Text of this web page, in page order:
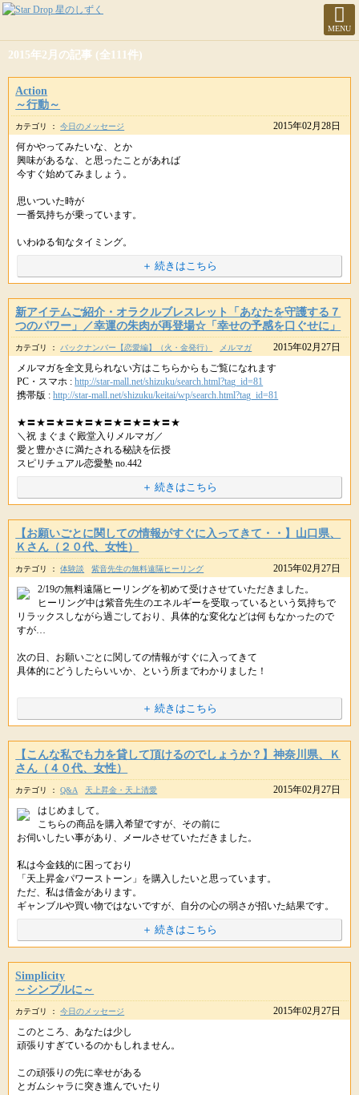
MENU
2015年2月の記事 (全111件)
Action
～行動～
カテゴリ ：今日のメッセージ
2015年02月28日
何かやってみたいな、とか
興味があるな、と思ったことがあれば
今すぐ始めてみましょう。
思いついた時が
一番気持ちが乗っています。
いわゆる旬なタイミング。
やらない理由を探すことに
時間を取られるのではなく
すぐに動いていきましょう。
成功が約束されているから動くのではなく。
たとえ失敗したとしても
何度でもやり直して、チャンレンジして
経験は必ずあなたを
成功へと導いてくれます。
今の気持ち、旬な気持ちを
見計らわずとも
まさにあなたにとってのタイミングなのです。
ﾟ･*:.｡..｡.:*･ﾟﾟ･*:.｡..｡.:*･ﾟﾟ･*:.｡..｡.:*･ﾟﾟ･*:.｡..｡.:*･ﾟ
今日も素敵な１日をお過ごしください。
URLをコピペしてシェアもできます。
＋ 続きはこちら
新アイテムご紹介・オラクルブレスレット「あなたを守護する７
つのパワー」／幸運の朱肉が再登場☆「幸せの予感を口ぐせに」
カテゴリ ： バックナンバー【恋愛編】（火・金発行） メルマガ
2015年02月27日
メルマガを全文見られない方はこちらからもご覧になれます
PC・スマホ :http://star-mall.net/shizuku/search.html?tag_id=81
携帯版 :http://star-mall.net/shizuku/keitai/wp/search.html?tag_id=81
★〓★〓★〓★〓★〓★〓★〓★〓★
＼祝 まぐまぐ殿堂入りメルマガ／
愛と豊かさに満たされる秘訣を伝授
スピリチュアル恋愛塾 no.442
みなさん
星のしずく・女子部です♪
街の中はスッカリ春の装いに
様変わりしてきていますね。
昨日、スタッフは桃の花が
春は少しずつ近づいているようです。ヽ(*´∀｀*)ﾉ
そして、春といえば・・
花粉やら黄砂・PM2.5が飛んでくる季節になりました～。
年々、激しくなっているような気がしますが
この時期、目や鼻・のどに違和感があるのは
もしかして、花粉などの影響かもしれませんね。
敏感肌だと、人に見せられないほど大変な状態に(´；ω；｀)ｳｯ
ではどうすれば、お肌を外気から防げるのでしょうか。
それには。。。（編集後記につづく）
■あなたを守護する７つのパワー
紫音先生のオラクルブレスレットをご紹介します
この度、新月の無料遠隔ヒーリングや
今日のメッセージでおなじみの紫音先生から
新アイテムをお分けいただけることになりました。・:*:・:(*'▽'*):・:*:・
＋ 続きはこちら
【お願いごとに関しての情報がすぐに入ってきて・・】山口県、
Ｋさん（２０代、女性）
カテゴリ ：体験談 紫音先生の無料遠隔ヒーリング
2015年02月27日
2/19の無料遠隔ヒーリングを初めて受けさせていただきました。
ヒーリング中は紫音先生のエネルギーを受取っているという気持ちで
リラックスしながら過ごしており、具体的な変化などは何もなかったので
すが…
次の日、お願いごとに関しての情報がすぐに入ってきて
具体的にどうしたらいいか、という所までわかりました！
またこのような素敵な機会を頂けてとても幸せです。
ありがとうございました。
++++
星のしずくより
++++
こんにちは。
星のしずくです。(*＾-＾*)
無料遠隔ヒーリングにご参加くださり、感謝しております。
リラックスしてお過ごしになられたのは何よりです。
そして翌日、願い事に関する情報が入ってきただけでなく
具体的な方法までわかったとは、すばらしいですね。(o'ヮ'o)♪
リラックスしておられたことで
必要なことを、より受け取りやすい状態になったのだと思いますよ。
ぜひ来月の無料遠隔ヒーリングにも
ご参加いただければと思います。
また何かステキなことがありましたら、教えてくださいね。(*´▽｀*)ﾉ
＋ 続きはこちら
【こんな私でも力を貸して頂けるのでしょうか？】神奈川県、Ｋ
さん（４０代、女性）
カテゴリ ：Q&A 天上昇金・天上清愛
2015年02月27日
はじめまして。
こちらの商品を購入希望ですが、その前に
お伺いしたい事があり、メールさせていただきました。
私は今金銭的に困っており
「天上昇金パワーストーン」を購入したいと思っています。
ただ、私は借金があります。
ギャンブルや買い物ではないですが、自分の心の弱さが招いた結果です。
また、今まで金運グッズを購入したりヒーリングを受けましたが変わりま
せんでした。
きっと私の心の中で「どうせ無理」という気持ちがあったからかもしれま
せん。
一緒に祈祷もしたほうがよろしいでしょうか？
その際、「金運・豊かさ」か「宝くじ・ギャンブル」どちらがよろしいで
しょうか？
それとも満月の祈祷でお願いしたほうがよろしいですか？
よろしくお願いいたします。
＋ 続きはこちら
Simplicity
～シンプルに～
カテゴリ ：今日のメッセージ
2015年02月27日
このところ、あなたは少し
頑張りすぎているのかもしれません。
この頑張りの先に幸せがある
とガムシャラに突き進んでいたり